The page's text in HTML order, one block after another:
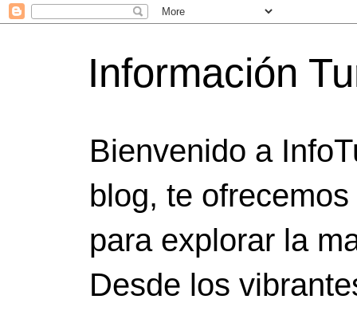
Información
Bienvenido a
blog, te
para explorar la
Desde los